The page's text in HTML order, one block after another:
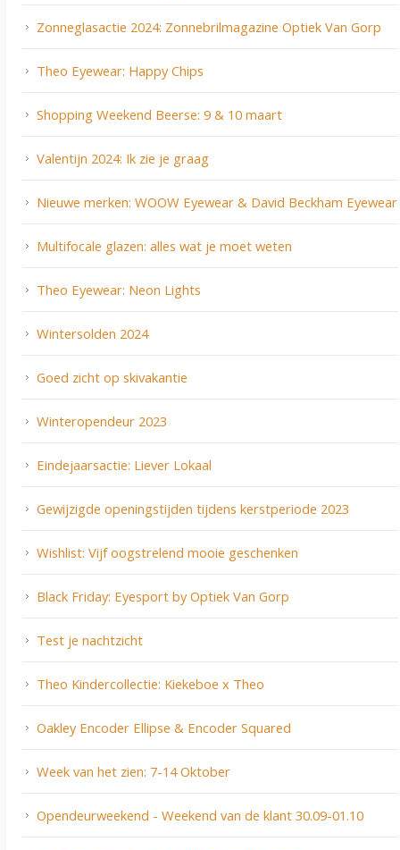
Zonneglasactie 2024: Zonnebrilmagazine Optiek Van Gorp
Theo Eyewear: Happy Chips
Shopping Weekend Beerse: 9 & 10 maart
Valentijn 2024: Ik zie je graag
Nieuwe merken: WOOW Eyewear & David Beckham Eyewear
Multifocale glazen: alles wat je moet weten
Theo Eyewear: Neon Lights
Wintersolden 2024
Goed zicht op skivakantie
Winteropendeur 2023
Eindejaarsactie: Liever Lokaal
Gewijzigde openingstijden tijdens kerstperiode 2023
Wishlist: Vijf oogstrelend mooie geschenken
Black Friday: Eyesport by Optiek Van Gorp
Test je nachtzicht
Theo Kindercollectie: Kiekeboe x Theo
Oakley Encoder Ellipse & Encoder Squared
Week van het zien: 7-14 Oktober
Opendeurweekend - Weekend van de klant 30.09-01.10